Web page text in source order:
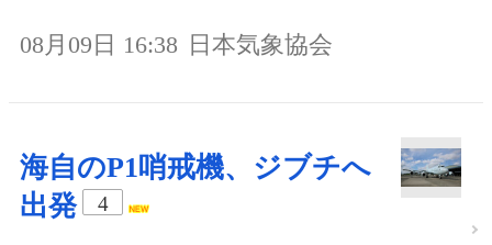
08月09日 16:38 日本気象協会
海自のP1哨戒機、ジブチへ
出発
4